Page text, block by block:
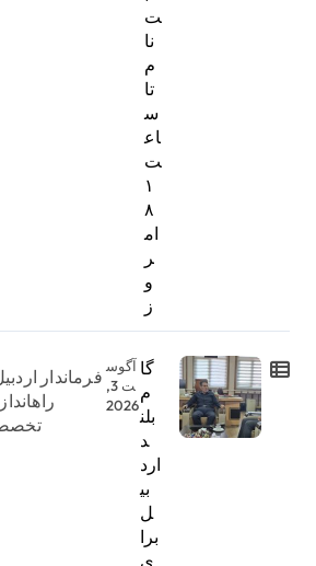
ت‌
نا
م
تا
س
اع
ت
۱
۸
ام
ر
و
ز
گا
م
بلن
د
ارد
بی
ل
برا
ی
آگوس
ت 3,
2026
فرماندار